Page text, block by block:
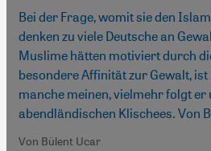
Bei der Frage, womit sie den
denken zu viele Deutsche an
Muslime hätten motiviert durch
besondere Affinität zur Gewalt, ist
manche meinen, vielmehr folgt er
abendländischen Klischees. Von
Von Bülent Ucar